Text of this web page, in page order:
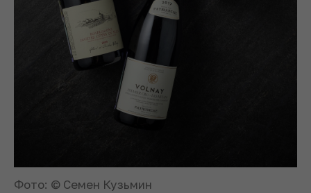
Фото: © Семен Кузьмин